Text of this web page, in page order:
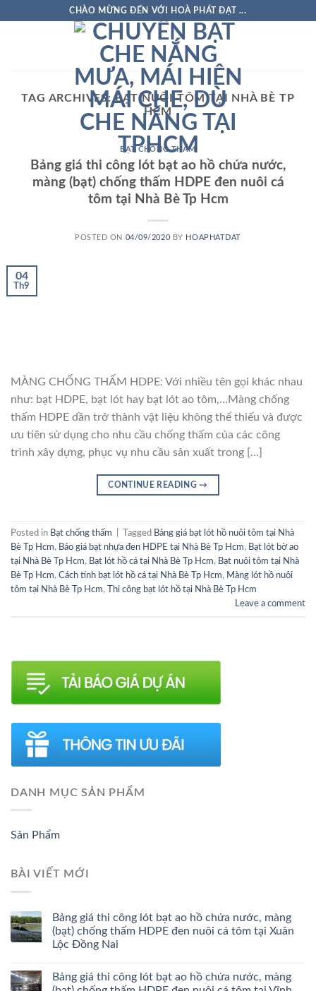
CHÀO MỪNG ĐẾN VỚI HOÀ PHÁT ĐẠT ...
TAG ARCHIVES:BẠT NUÔI TÔM TẠI NHÀ BÈ TP
HCM
BẠT CHỐNG THẤM
Bảng giá thi công lót bạt ao hồ chứa nước,
màng (bạt) chống thấm HDPE đen nuôi cá
tôm tại Nhà Bè Tp Hcm
POSTED ON 04/09/2020 BY HOAPHATDAT
04
Th9
MÀNG CHỐNG THẤM HDPE: Với nhiều tên gọi khác nhau
như: bạt HDPE, bạt lót hay bạt lót ao tôm,…Màng chống
thấm HDPE dần trở thành vật liệu không thể thiếu và được
ưu tiên sử dụng cho nhu cầu chống thấm của các công
trình xây dựng, phục vụ nhu cầu sản xuất trong […]
CONTINUE READING→
Posted in Bạt chống thấm Tagged Bảng giá bạt lót hồ nuôi tôm tại Nhà
Bè Tp Hcm, Báo giá bạt nhựa đen HDPE tại Nhà Bè Tp Hcm, Bạt lót bờ ao
tại Nhà Bè Tp Hcm, Bạt lót hồ cá tại Nhà Bè Tp Hcm, Bạt nuôi tôm tại Nhà
Bè Tp Hcm, Cách tính bạt lót hồ cá tại Nhà Bè Tp Hcm, Màng lót hồ nuôi
tôm tại Nhà Bè Tp Hcm,
Thi công bạt lót hồ tại Nhà Bè Tp Hcm
Leave a comment
DANH MỤC SẢN PHẨM
Sản Phẩm
BÀI VIẾT MỚI
Bảng giá thi công lót bạt ao hồ chứa nước, màng
(bạt) chống thấm HDPE đen nuôi cá tôm tại Xuân
Lộc Đồng Nai
Bảng giá thi công lót bạt ao hồ chứa nước, màng